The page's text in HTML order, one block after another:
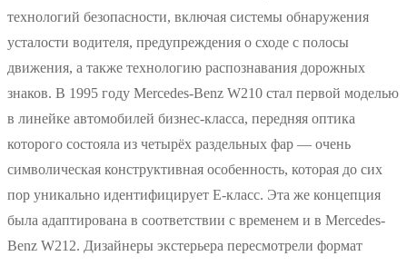
технологий безопасности, включая системы обнаружения
усталости водителя, предупреждения о сходе с полосы
движения, а также технологию распознавания дорожных
знаков. В 1995 году Mercedes-Benz W210 стал первой моделью
в линейке автомобилей бизнес-класса, передняя оптика
которого состояла из четырёх раздельных фар — очень
символическая конструктивная особенность, которая до сих
пор уникально идентифицирует E-класс. Эта же концепция
была адаптирована в соответствии с временем и в Mercedes-
Benz W212. Дизайнеры экстерьера пересмотрели формат